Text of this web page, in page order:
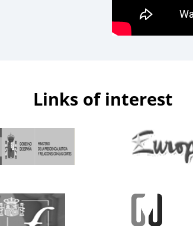
Links of interest